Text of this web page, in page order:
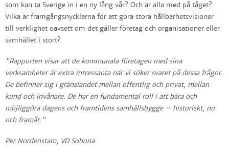
som kan ta Sverige in i en ny lång vår? Och är alla med på tåget?
Vilka är framgångsnycklarna för att göra stora hållbarhetsvisioner
till verklighet oavsett om det gäller företag och organisationer eller
samhället i stort?
"Rapporten visar att de kommunala företagen med sina
verksamheter är extra intressanta när vi söker svaret på dessa frågor.
De befinner sig i gränslandet mellan offentlig och privat, mellan
kund och invånare. De har en fundamental roll i att bära och
möjliggöra dagens och framtidens samhällsbygge – historiskt, nu
och framåt."
Per Nordenstam, VD Sobona